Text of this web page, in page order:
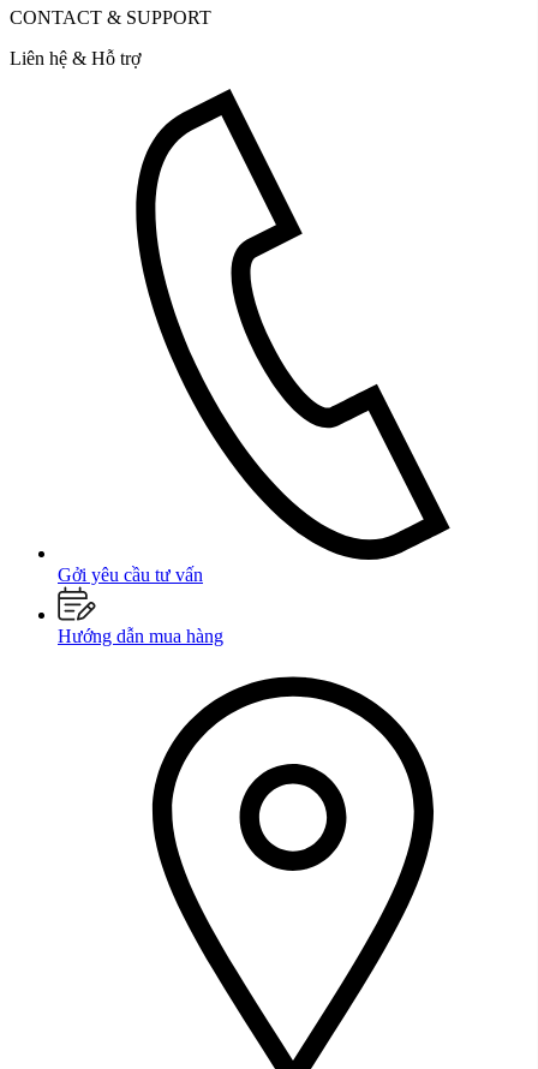
CONTACT & SUPPORT
Liên hệ & Hỗ trợ
Gởi yêu cầu tư vấn
Hướng dẫn mua hàng